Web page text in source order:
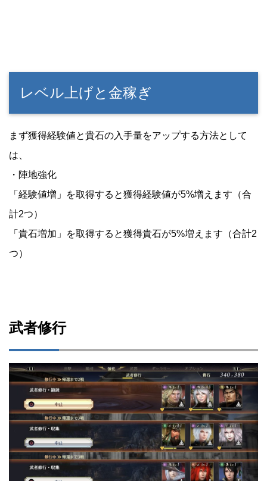
レベル上げと金稼ぎ
まず獲得経験値と貴石の入手量をアップする方法として
は、
・陣地強化
「経験値増」を取得すると獲得経験値が5%増えます（合
計2つ）
「貴石増加」を取得すると獲得貴石が5%増えます（合計2
つ）
武者修行